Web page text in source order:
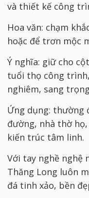
và thiết kế công
Hoa văn: chạm
hoặc để trơn mộc
Ý nghĩa: giữ cho
tuổi thọ công
nghiêm, sang
Ứng dụng: thường
đường, nhà thờ
kiến trúc tâm linh.
Với tay nghề nghệ
Thăng Long luôn
đá tinh xảo, bền